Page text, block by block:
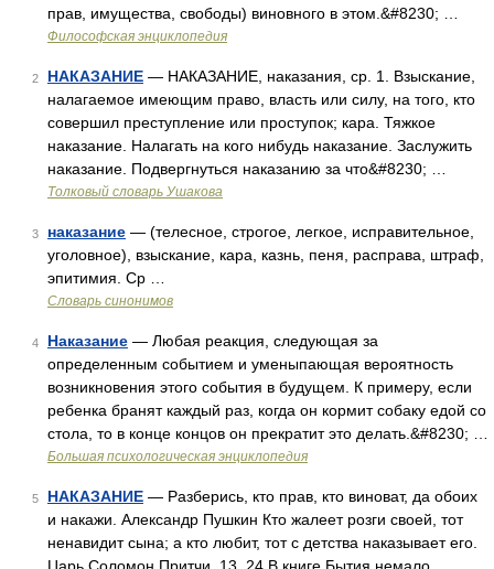
прав, имущества, свободы) виновного в этом.&#8230; …
Философская энциклопедия
2 НАКАЗАНИЕ — НАКАЗАНИЕ, наказания, ср. 1. Взыскание,
налагаемое имеющим право, власть или силу, на того, кто
совершил преступление или проступок; кара. Тяжкое
наказание. Налагать на кого нибудь наказание. Заслужить
наказание. Подвергнуться наказанию за что&#8230; …
Толковый словарь Ушакова
3 наказание — (телесное, строгое, легкое, исправительное,
уголовное), взыскание, кара, казнь, пеня, расправа, штраф,
эпитимия. Ср …
Словарь синонимов
4 Наказание — Любая реакция, следующая за
определенным событием и уменыпающая вероятность
возникновения этого события в будущем. К примеру, если
ребенка бранят каждый раз, когда он кормит собаку едой со
стола, то в конце концов он прекратит это делать.&#8230; …
Большая психологическая энциклопедия
5 НАКАЗАНИЕ — Разберись, кто прав, кто виноват, да обоих
и накажи. Александр Пушкин Кто жалеет розги своей, тот
ненавидит сына; а кто любит, тот с детства наказывает его.